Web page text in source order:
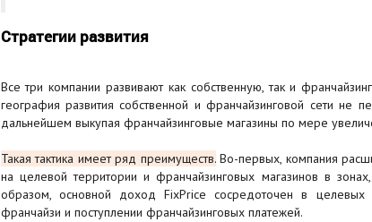
Стратегии развития
Все три компании развивают как собственную, так и
география развития собственной и франчайзинговой сети не
дальнейшем выкупая франчайзинговые магазины по мере
Такая тактика имеет ряд преимуществ.Во-первых, компания
на целевой территории и франчайзинговых магазинов в
образом, основной доход FixPrice сосредоточен в целевых
франчайзи и поступлении франчайзинговых платежей.